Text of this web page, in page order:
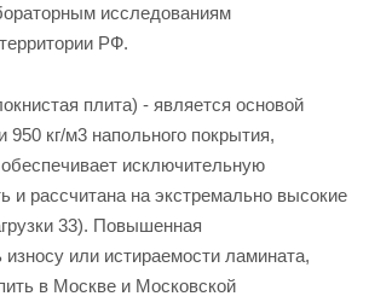
исследованиям
РФ.
плита) - является основой
950 кг/м3 напольного покрытия,
исключительную
и рассчитана на экстремально высокие
33). Повышенная
или истираемости ламината,
в Москве и Московской